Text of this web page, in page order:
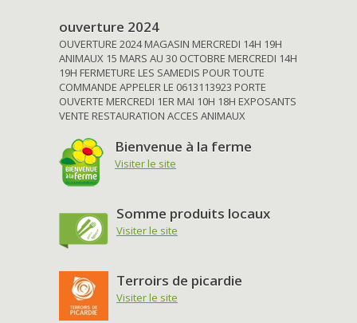
ouverture 2024
OUVERTURE 2024 MAGASIN MERCREDI 14H 19H
ANIMAUX 15 MARS AU 30 OCTOBRE MERCREDI 14H
19H FERMETURE LES SAMEDIS POUR TOUTE
COMMANDE APPELER LE 0613113923 PORTE
OUVERTE MERCREDI 1ER MAI 10H 18H EXPOSANTS
VENTE RESTAURATION ACCES ANIMAUX
Bienvenue à la ferme
Visiter le site
Somme produits locaux
Visiter le site
Terroirs de picardie
Visiter le site